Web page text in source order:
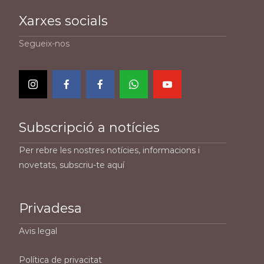
Xarxes socials
Segueix-nos
Subscripció a notícies
Per rebre les nostres notícies, informacions i
novetats, subscriu-te aquí
Privadesa
Avis legal
Política de privacitat